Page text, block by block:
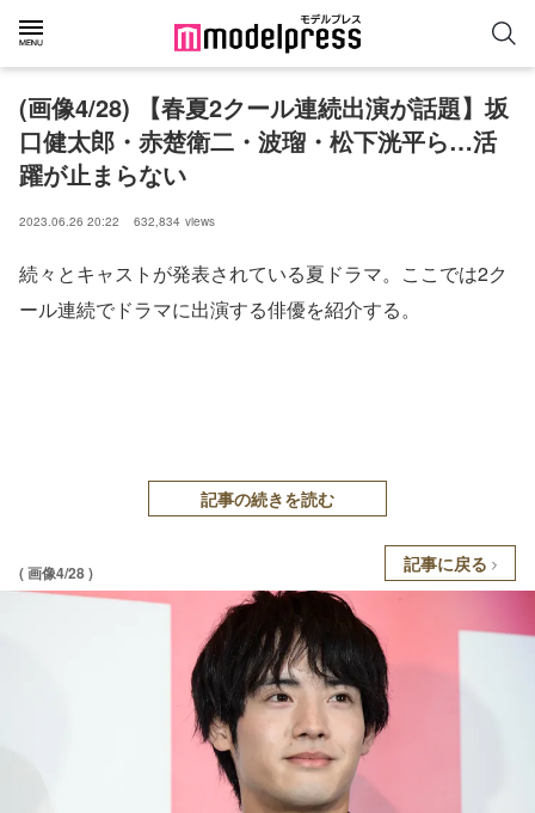
(画像4/28) 【春夏2クール連続出演が話題】坂
口健太郎・赤楚衛二・波瑠・松下洸平ら…活
躍が止まらない
2023.06.26 20:22 632,834 views
続々とキャストが発表されている夏ドラマ。ここでは2ク
ール連続でドラマに出演する俳優を紹介する。
記事の続きを読む
( 画像4/28 ) 記事に戻る